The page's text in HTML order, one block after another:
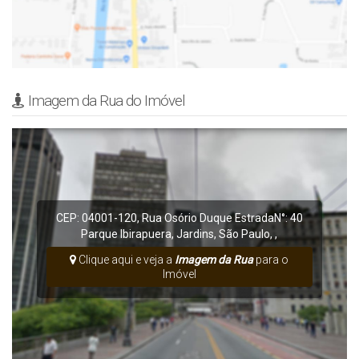
Imagem da Rua do Imóvel
CEP: 04001-120, Rua Osório Duque EstradaN°:40
Parque Ibirapuera,Jardins,São Paulo,,
Clique aqui e veja a Imagem da Ruapara o
Imóvel